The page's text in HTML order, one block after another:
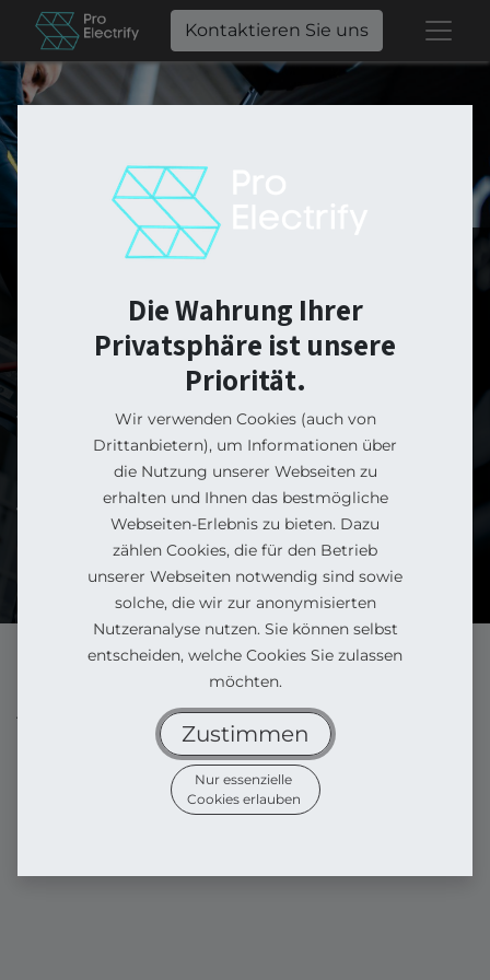
Kontaktieren Sie uns
ProElectrify
Online Shop
Von der Wallbox für dein E-Auto, über das
Balkonkraftwerk bis zum smarten E-Bike von
Greyp. In unserem Online-Shop gemütlich
vom Sofa einkaufen.
Können wir persönlich weiterhelfen?
Alle Produkte
Hoymiles HMS-1600 Watt Modulwechselrichter
Die Wahrung Ihrer
Privatsphäre ist unsere
Priorität.
Wir verwenden Cookies (auch von
Drittanbietern), um Informationen über
die Nutzung unserer Webseiten zu
erhalten und Ihnen das bestmögliche
Webseiten-Erlebnis zu bieten. Dazu
zählen Cookies, die für den Betrieb
unserer Webseiten notwendig sind sowie
solche, die wir zur anonymisierten
Nutzeranalyse nutzen. Sie können selbst
entscheiden, welche Cookies Sie zulassen
möchten.
Zustimmen
Nur essenzielle
Cookies erlauben